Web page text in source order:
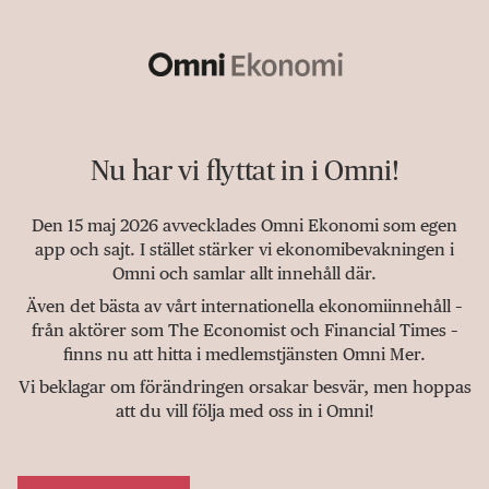
Nu har vi flyttat in i Omni!
Den 15 maj 2026 avvecklades Omni Ekonomi som egen
app och sajt. I stället stärker vi ekonomibevakningen i
Omni och samlar allt innehåll där.
Även det bästa av vårt internationella ekonomiinnehåll –
från aktörer som The Economist och Financial Times –
finns nu att hitta i medlemstjänsten Omni Mer.
Vi beklagar om förändringen orsakar besvär, men hoppas
att du vill följa med oss in i Omni!